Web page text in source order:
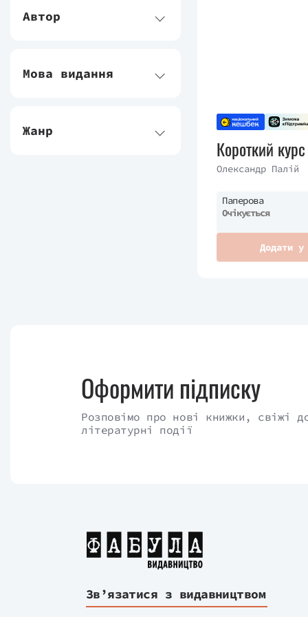
Автор
Мова видання
Жанр
Короткий курс
Олександр Палій
Паперова
Очікується
Додати у
Оформити підписку
Розповімо про нові книжки, свіжі
літературні події
Зв’язатися з видавництвом